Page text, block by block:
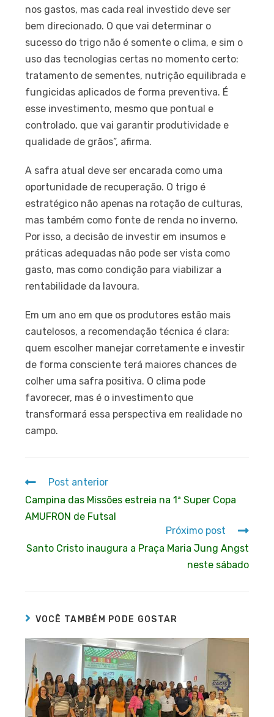
nos gastos, mas cada real investido deve ser
bem direcionado. O que vai determinar o
sucesso do trigo não é somente o clima, e sim o
uso das tecnologias certas no momento certo:
tratamento de sementes, nutrição equilibrada e
fungicidas aplicados de forma preventiva. É
esse investimento, mesmo que pontual e
controlado, que vai garantir produtividade e
qualidade de grãos”, afirma.
A safra atual deve ser encarada como uma
oportunidade de recuperação. O trigo é
estratégico não apenas na rotação de culturas,
mas também como fonte de renda no inverno.
Por isso, a decisão de investir em insumos e
práticas adequadas não pode ser vista como
gasto, mas como condição para viabilizar a
rentabilidade da lavoura.
Em um ano em que os produtores estão mais
cautelosos, a recomendação técnica é clara:
quem escolher manejar corretamente e investir
de forma consciente terá maiores chances de
colher uma safra positiva. O clima pode
favorecer, mas é o investimento que
transformará essa perspectiva em realidade no
campo.
Post anterior
Campina das Missões estreia na 1ª Super Copa
AMUFRON de Futsal
Próximo post
Santo Cristo inaugura a Praça Maria Jung Angst
neste sábado
VOCÊ TAMBÉM PODE GOSTAR